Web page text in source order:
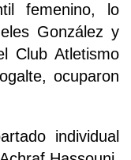
femenino, lo
González y
Club Atletismo
ocuparon
individual